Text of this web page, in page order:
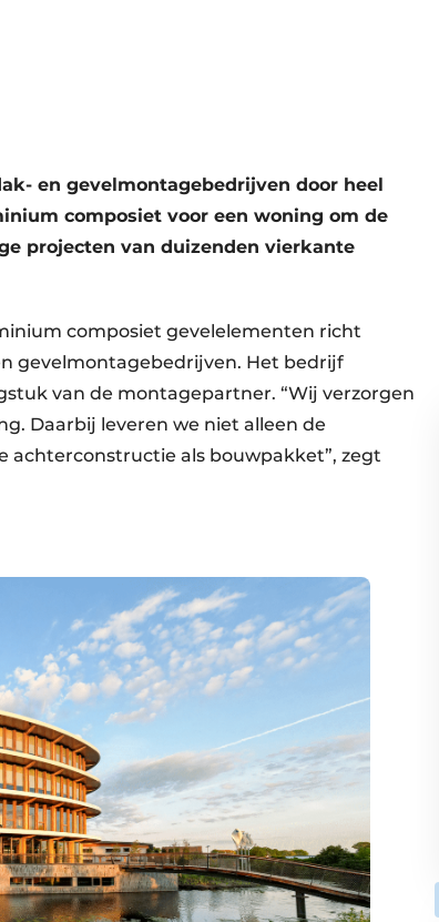
en gevelmontagebedrijven door heel
composiet voor een woning om de
projecten van duizenden vierkante
composiet gevelelementen richt
gevelmontagebedrijven. Het bedrijf
van de montagepartner. “Wij verzorgen
Daarbij leveren we niet alleen de
achterconstructie als bouwpakket”, zegt